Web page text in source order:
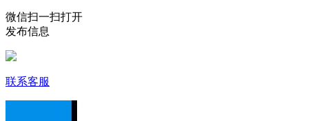
微信扫一扫打开
发布信息
联系客服